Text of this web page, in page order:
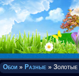
Обои » Разные » Золотые